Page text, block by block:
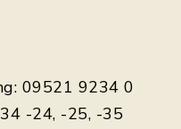
09521 9234 0
-24, -25, -35